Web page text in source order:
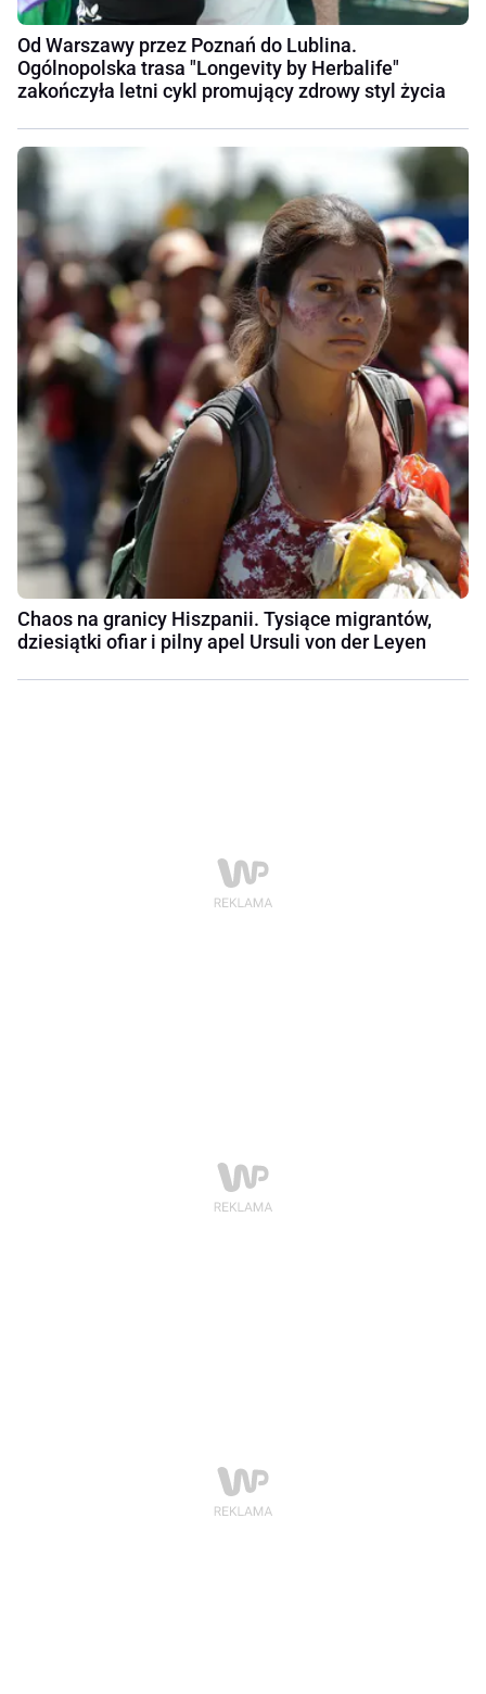
Od Warszawy przez Poznań do Lublina.
Ogólnopolska trasa "Longevity by Herbalife"
zakończyła letni cykl promujący zdrowy styl życia
Chaos na granicy Hiszpanii. Tysiące migrantów,
dziesiątki ofiar i pilny apel Ursuli von der Leyen